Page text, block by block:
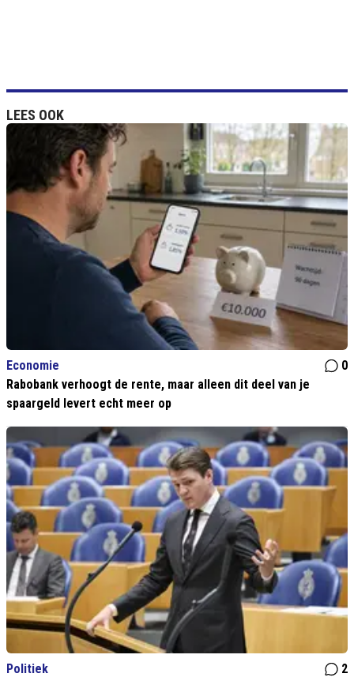
LEES OOK
Economie
0
Rabobank verhoogt de rente, maar alleen dit deel van je
spaargeld levert echt meer op
Politiek
2